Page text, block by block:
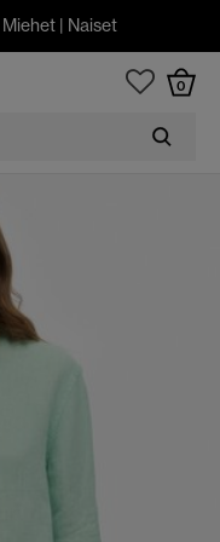
Miehet | Naiset
0